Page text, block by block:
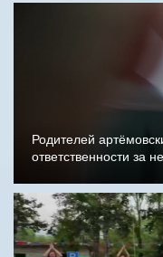
Родителей
ответственности за